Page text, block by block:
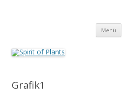
Menü
Grafik1